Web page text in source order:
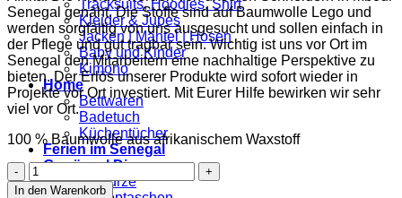
Tracksuits, Hoodies, Shirt
Kleider & Jupes
Jacken | Mäntel | Hosen
Baby und Kinder
Kimono
Home
Bettwaren
Badetuch
Küchentücher
Ferien im Senegal
Gewürze | Divers
Gewürze
Senegal genäht. Die Stoffe sind auf Baumwolle Lego und
werden sorgfältig von uns ausgesucht und sollen einfach in
der Pflege und gut tragbar sein. Wichtig ist uns vor Ort im
Senegal den Mitarbeitern eine nachhaltige Perspektive zu
bieten. Der Erlös unserer Produkte wird sofort wieder in
Projekte vor Ort investiert. Mit Eurer Hilfe bewirken wir sehr
viel vor Ort.
100 % Baumwolle aus afrikanischem Waxstoff
Kleid
Brown
In den Warenkorb